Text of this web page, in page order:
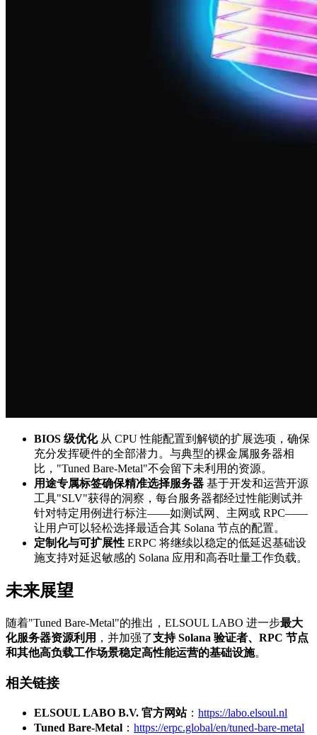
BIOS 级优化从 CPU 性能配置到解锁的扩展选项，确保
充分发挥硬件的全部潜力。与典型的裸金属服务器相
比，"Tuned Bare-Metal"不会留下未利用的资源。
用途专属标签确保精准选择服务器 基于开发和运营开源
工具"SLV"获得的洞察，每台服务器都经过性能测试并
针对特定用例进行标注——如测试网、主网或 RPC——
让用户可以轻松选择最适合其 Solana 节点的配置。
定制化与可扩展性 ERPC 将继续以稳定的低延迟基础设
施支持对延迟敏感的 Solana 应用和高吞吐量工作负载。
未来展望
随着"Tuned Bare-Metal"的推出，ELSOUL LABO 进一步最大
化服务器资源利用 ，并加强了支持 Solana 验证者、RPC 节点
和其他高负载工作场景稳定高性能运营的基础设施。
相关链接
ELSOUL LABO B.V. 官方网站： https://labo.elsoul.nl
Tuned Bare-Metal ： https://erpc.global/en/tuned-bare-metal